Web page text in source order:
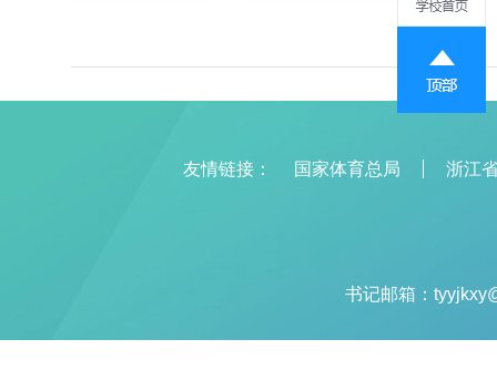
友情链接： 国家体育总局 浙江
书记邮箱：